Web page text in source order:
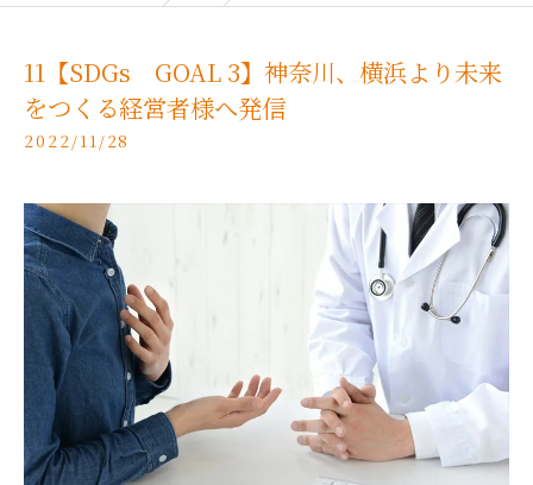
11【SDGs GOAL 3】神奈川、横浜より未来
をつくる経営者様へ発信
2022/11/28